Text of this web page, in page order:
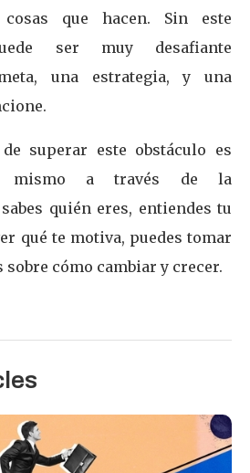
que hacen. Sin este
ser muy desafiante
una estrategia, y una
superar este obstáculo es
mismo a través de la
quién eres, entiendes tu
qué te motiva, puedes tomar
cómo cambiar y crecer.